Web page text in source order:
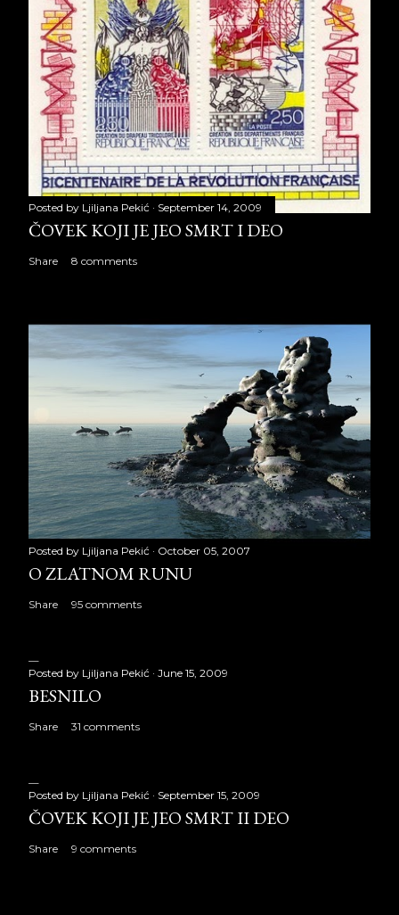
Posted by Ljiljana Pekić September 14, 2009
ČOVEK KOJI JE JEO SMRT I DEO
Share 8 comments
Posted by Ljiljana Pekić October 05, 2007
O ZLATNOM RUNU
Share 95 comments
Posted by Ljiljana Pekić June 15, 2009
BESNILO
Share 31 comments
Posted by Ljiljana Pekić September 15, 2009
ČOVEK KOJI JE JEO SMRT II DEO
Share 9 comments